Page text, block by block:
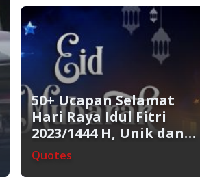
50+ Ucapan Selamat
Hari Raya Idul Fitri
2023/1444 H, Unik dan
Menyentuh Hati!
Quotes